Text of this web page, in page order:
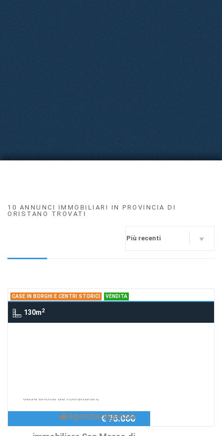
10 ANNUNCI IMMOBILIARI IN PROVINCIA DI
ORISTANO TROVATI
CASE IN BORGHI E CENTRI STORICI VENDITA
130m2
Casa antica da ristrutturare
Agenzia:Agenzia
€ 75.000